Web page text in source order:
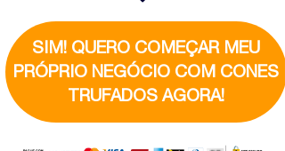
SIM! QUERO COMEÇAR MEU
PRÓPRIO NEGÓCIO COM CONES
TRUFADOS AGORA!